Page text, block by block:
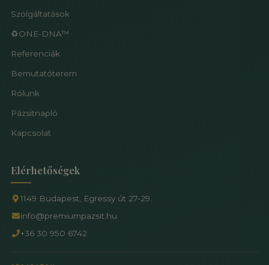
Szolgáltatások
♻️ONE-DNA™
Referenciák
Bemutatóterem
Rólunk
Pázsitnapló
Kapcsolat
Elérhetőségek
1149 Budapest, Egressy út 27-29.
info@premiumpazsit.hu
+36 30 950 6742